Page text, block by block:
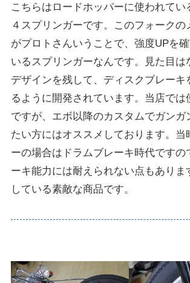
こちらはロードホッパーに使われてい
４スプリンガーです。このフォークの
がプロトさんいうことで、強度UPを
いるスプリンガーなんです。見た目は
デザインを残して、ディスクブレーキ
るように開発されています。当店では
ですが、エボ以降のカスタムでガンガ
たい方にはオススメしております。当
ーの場合はドラムブレーキ時代ですの
ーキ能力には耐えられない点もありま
している素敵な商品です。